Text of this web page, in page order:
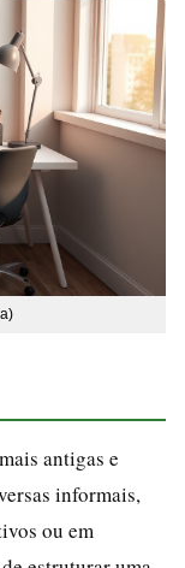
antigas e
informais,
ou em